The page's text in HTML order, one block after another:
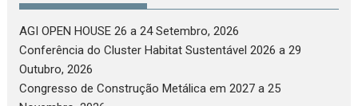
AGI OPEN HOUSE 26 a 24 Setembro, 2026
Conferência do Cluster Habitat Sustentável 2026 a 29
Outubro, 2026
Congresso de Construção Metálica em 2027 a 25